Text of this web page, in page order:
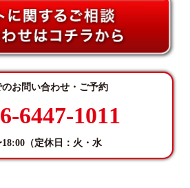
のお問い合わせ・ご予約
6447-1011
18:00（定休日：火・水